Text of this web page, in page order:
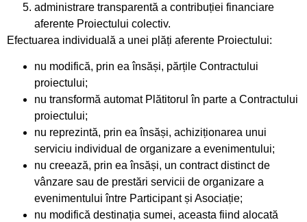
administrare transparentă a contribuției financiare
aferente Proiectului colectiv.
Efectuarea individuală a unei plăți aferente Proiectului:
nu modifică, prin ea însăși, părțile Contractului
proiectului;
nu transformă automat Plătitorul în parte a Contractului
proiectului;
nu reprezintă, prin ea însăși, achiziționarea unui
serviciu individual de organizare a evenimentului;
nu creează, prin ea însăși, un contract distinct de
vânzare sau de prestări servicii de organizare a
evenimentului între Participant și Asociație;
nu modifică destinația sumei, aceasta fiind alocată